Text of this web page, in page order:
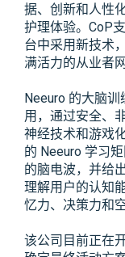
据、创新和人性
护理体验。CoP
台中采用新技术
满活力的从业者
Neeuro 的大脑
用，通过安全、
神经技术和游戏
的 Neeuro 学习
的脑电波，并给
理解用户的认知
忆力、决策力和
该公司目前正在